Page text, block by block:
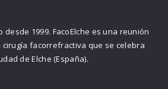
1999. FacoElche es una reunión
facorrefractiva que se celebra
de Elche (España).